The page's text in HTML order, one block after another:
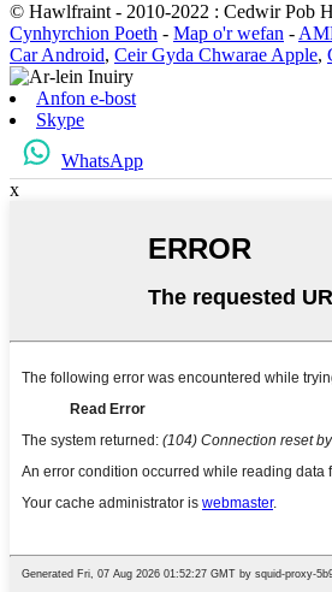
© Hawlfraint - 2010-2022 : Cedwir Pob
Cynhyrchion Poeth - Map o'r wefan -
Car Android, Ceir Gyda Chwarae Apple,
Anfon e-bost
Skype
WhatsApp
x